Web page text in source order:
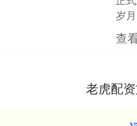
岁
列
厢
查
老虎配